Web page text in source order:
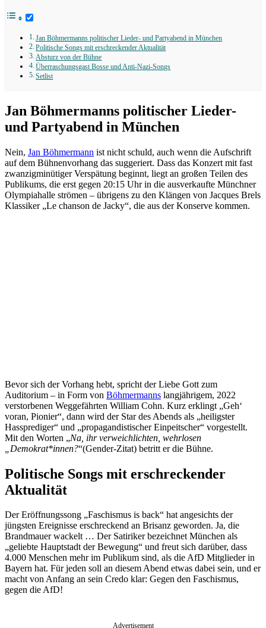
Jan Böhmermanns politischer Lieder- und Partyabend in München
Politische Songs mit erschreckender Aktualität
Absturz von der Bühne
Überraschungsgast Bosse und Anti-Nazi-Songs
Setlist
Jan Böhmermanns politischer Lieder-
und Partyabend in München
Nein, Jan Böhmermann ist nicht schuld, auch wenn die Aufschrift
auf dem Bühnenvorhang das suggeriert. Dass das Konzert mit fast
zwanzigminütiger Verspätung beginnt, liegt an großen Teilen des
Publikums, die erst gegen 20:15 Uhr in die ausverkaufte Münchner
Olympiahalle strömen – übrigens zu den Klängen von Jacques Brels
Klassiker „Le chanson de Jacky“, die aus der Konserve kommen.
Bevor sich der Vorhang hebt, spricht der Liebe Gott zum
Auditorium – in Form von Böhmermanns langjährigem, 2022
verstorbenen Weggefährten William Cohn. Kurz erklingt „Geh‘
voran, Pionier“, dann wird der Star des Abends als „heiligster
Hassprediger“ und „propagandistischer Einpeitscher“ vorgestellt.
Mit den Worten „Na, ihr verweichlichten, wehrlosen
„Demokrat*innen?“(Gender-Zitat) betritt er die Bühne.
Politische Songs mit erschreckender
Aktualität
Der Eröffnungssong „Faschismus is back“ hat angesichts der
jüngsten Ereignisse erschreckend an Brisanz geworden. Ja, die
Brandmauer wackelt … Der Satiriker bezeichnet München als
„geliebte Hauptstadt der Bewegung“ und freut sich darüber, dass
4.000 Menschen mehr im Publikum sind, als die AfD Mitglieder in
Bayern hat. Für jeden soll an diesem Abend etwas dabei sein, und er
macht von Anfang an sein Credo klar: Gegen den Faschismus,
gegen die AfD!
Advertisement